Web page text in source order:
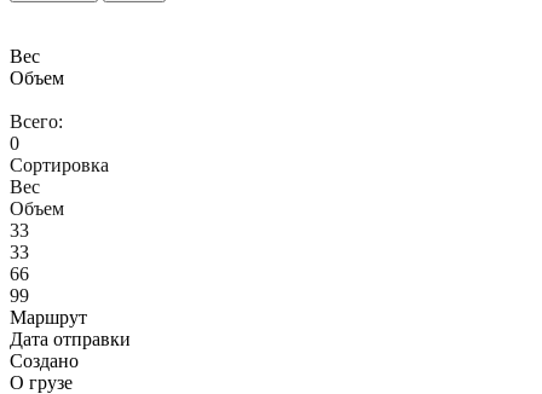
Вес
Объем
Всего:
0
Сортировка
Вес
Объем
33
33
66
99
Маршрут
Дата отправки
Создано
О грузе